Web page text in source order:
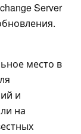
Server
место в
и
на